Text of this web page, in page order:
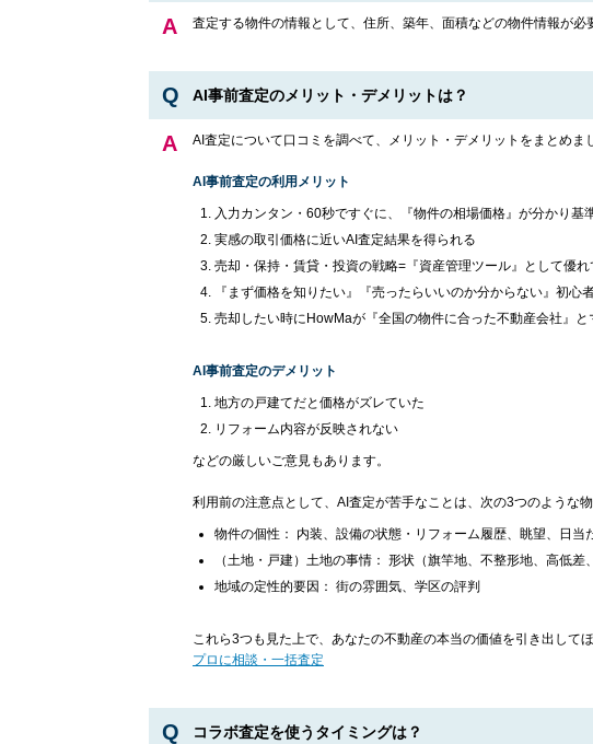
査定する物件の情報として、住所、築年、面積などの物件情報が
AI事前査定のメリット・デメリットは？
AI査定について口コミを調べて、メリット・デメリットをまとめま
AI事前査定の利用メリット
入力カンタン・60秒ですぐに、『物件の相場価格』が分かり基
実感の取引価格に近いAI査定結果を得られる
売却・保持・賃貸・投資の戦略=『資産管理ツール』として優れ
『まず価格を知りたい』『売ったらいいのか分からない』初心
売却したい時にHowMaが『全国の物件に合った不動産会社』と
AI事前査定のデメリット
地方の戸建てだと価格がズレていた
リフォーム内容が反映されない
などの厳しいご意見もあります。
利用前の注意点として、AI査定が苦手なことは、次の3つのような
物件の個性： 内装、設備の状態・リフォーム履歴、眺望、日当
（土地・戸建）土地の事情： 形状（旗竿地、不整形地、高低差
地域の定性的要因： 街の雰囲気、学区の評判
これら3つも見た上で、あなたの不動産の本当の価値を引き出して
プロに相談・一括査定
コラボ査定を使うタイミングは？